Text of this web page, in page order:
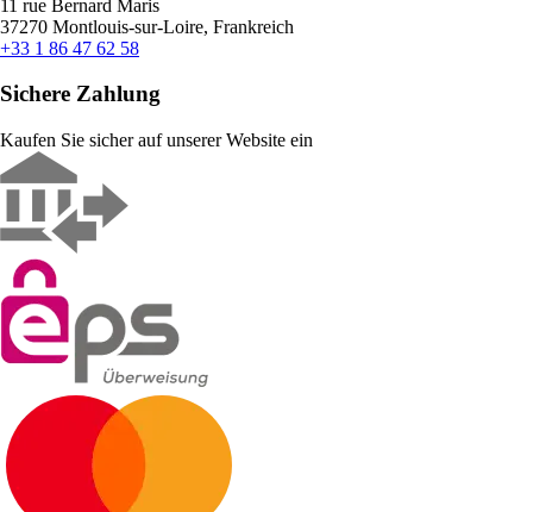
11 rue Bernard Maris
37270 Montlouis-sur-Loire, Frankreich
+33 1 86 47 62 58
Sichere Zahlung
Kaufen Sie sicher auf unserer Website ein